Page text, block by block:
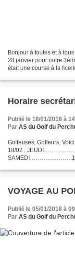
Bonjour à toutes et à
28 janvier pour notre
était une course à la
Horaire
Publié le 18/01/2018 à
Par AS du Golf du
Golfeuses, Golfeurs,
18/02 :
VOYAGE AU
Publié le 05/01/2018 à
Par AS du Golf du